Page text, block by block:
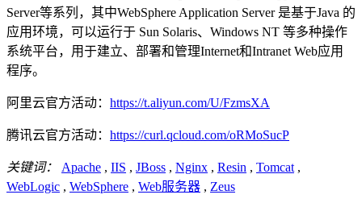
Server等系列，其中WebSphere Application Server 是基于Java 的
应用环境，可以运行于 Sun Solaris、Windows NT 等多种操作
系统平台，用于建立、部署和管理Internet和Intranet Web应用
程序。
阿里云官方活动： https://t.aliyun.com/U/FzmsXA
腾讯云官方活动： https://curl.qcloud.com/oRMoSucP
关键词： Apache , IIS , JBoss , Nginx , Resin , Tomcat ,
WebLogic , WebSphere , Web服务器 , Zeus